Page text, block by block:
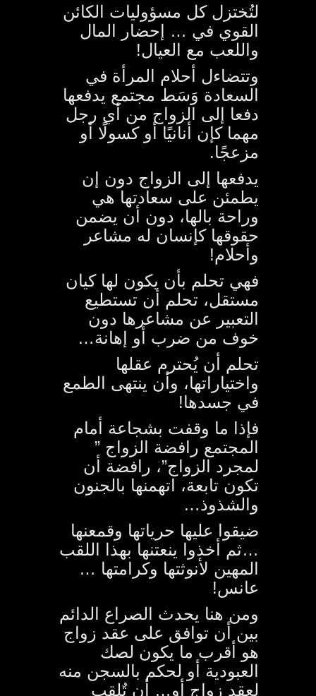
لتُختزل كل مسؤوليات الكائن
القوي في … إحضار المال
واللعب مع العيال!
وتتضاءل أحلام المرأة في
السعادة وَسَط مجتمع يدفعها
دفعا إلى الزواج من أي رجل
مهما كإن أنانيًا أو كسولًا أو
مزعجًا.
يدفعها إلى الزواج دون إن
يطمئن على سعادتها هي
وراحة بالها، دون أن يضمن
حقوقها كإنسان له مشاعر
وأحلام!
فهي تحلم بأن يكون لها كيان
مستقل، تحلم أن تستطيع
التعبير عن مشاعرها دون
خوف من ضرب أو إهانة…
تحلم أن يُحترم عقلها
واختياراتها، وأن ينتهى الطمع
في جسدها!
فإذا ما وقفت بشجاعة أمام
المجتمع رافضة الزواج ”
لمجرد الزواج”، رافضة أن
تكون تابعة، اتهمنها بالجنون
والشذوذ…
ضيقوا عليها حرياتها وقمعنها
…ثم أخذوا ينعتنها بهذا اللقب
المهين لأنوثتها وكرامتها …
عانس!
ومن هنا يحدث الصراع الدائم
بين أن توافق على عقد زواج
هو أقرب ما يكون لصك
العبودية أو لحكم بالسجن منه
لعقد زواج أو… أن تٌلقب